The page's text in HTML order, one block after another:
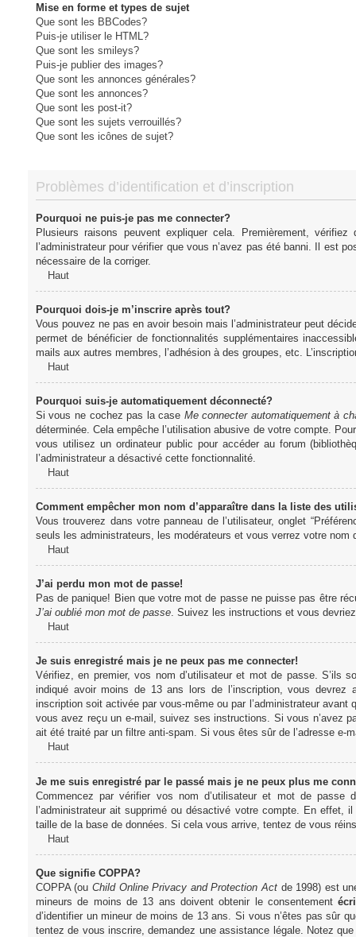
Mise en forme et types de sujet
Que sont les BBCodes?
Puis-je utiliser le HTML?
Que sont les smileys?
Puis-je publier des images?
Que sont les annonces générales?
Que sont les annonces?
Que sont les post-it?
Que sont les sujets verrouillés?
Que sont les icônes de sujet?
Problèmes d’identification et d’inscription
Pourquoi ne puis-je pas me connecter?
Plusieurs raisons peuvent expliquer cela. Premièrement,
l’administrateur pour vérifier que vous n’avez pas été banni. Il est
nécessaire de la corriger.
Haut
Pourquoi dois-je m’inscrire après tout?
Vous pouvez ne pas en avoir besoin mais l’administrateur peut
permet de bénéficier de fonctionnalités supplémentaires
mails aux autres membres, l’adhésion à des groupes, etc.
Haut
Pourquoi suis-je automatiquement déconnecté?
Si vous ne cochez pas la case Me connecter automatiquement à
déterminée. Cela empêche l’utilisation abusive de votre compte.
vous utilisez un ordinateur public pour accéder au forum
l’administrateur a désactivé cette fonctionnalité.
Haut
Comment empêcher mon nom d’apparaître dans la liste des
Vous trouverez dans votre panneau de l’utilisateur, onglet
seuls les administrateurs, les modérateurs et vous verrez votre
Haut
J’ai perdu mon mot de passe!
Pas de panique! Bien que votre mot de passe ne puisse pas être
J’ai oublié mon mot de passe. Suivez les instructions et vous
Haut
Je suis enregistré mais je ne peux pas me connecter!
Vérifiez, en premier, vos nom d’utilisateur et mot de passe.
indiqué avoir moins de 13 ans lors de l’inscription, vous
inscription soit activée par vous-même ou par l’administrateur
vous avez reçu un e-mail, suivez ses instructions. Si vous n’avez
ait été traité par un filtre anti-spam. Si vous êtes sûr de l’adresse e-
Haut
Je me suis enregistré par le passé mais je ne peux plus me
Commencez par vérifier vos nom d’utilisateur et mot de
l’administrateur ait supprimé ou désactivé votre compte. En effet,
taille de la base de données. Si cela vous arrive, tentez de vous
Haut
Que signifie COPPA?
COPPA (ouChild Online Privacy and Protection Act de 1998) est
mineurs de moins de 13 ans doivent obtenir le consentement
d’identifier un mineur de moins de 13 ans. Si vous n’êtes pas sûr
tentez de vous inscrire, demandez une assistance légale. Notez